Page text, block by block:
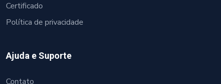
Certificado
Política de privacidade
Ajuda e Suporte
Contato